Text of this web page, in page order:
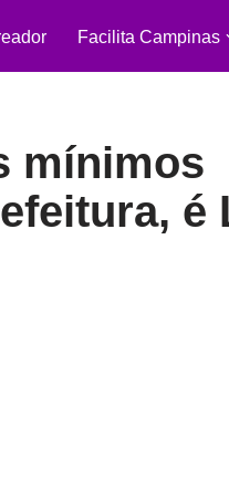
Facilita Campinas
mínimos
é